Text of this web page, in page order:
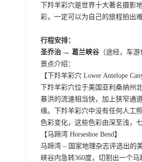
下羚羊彩穴是世界十大著名摄
彩，一定可以为自己的旅程拍出
行程安排：
圣乔治 → 葛兰峡谷 （途经，车
景点介绍：
【下羚羊彩穴 Lower Antelope
下羚羊彩穴位于美国亚利桑纳
暴洪的流速相当快，加上狭窄通
缘。下羚羊彩穴中没有任何人工
色彩变化，这些色彩由深至浅，
【马蹄湾 Horseshoe Bend】
马蹄湾 – 国家地理杂志评选出的
峡谷内急转360度，切割出一个